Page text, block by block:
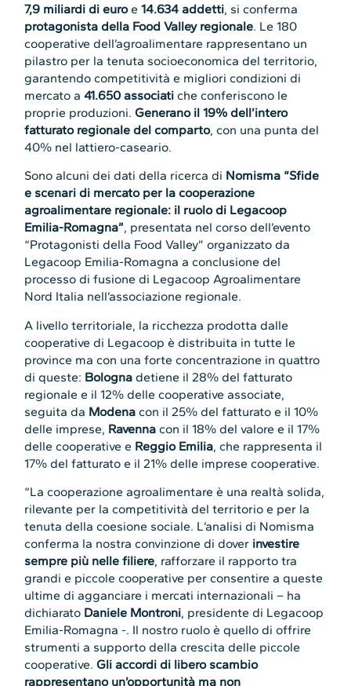
7,9 miliardi di euroe14.634 addetti, si conferma
protagonista della Food Valley regionale. Le 180
cooperative dell’agroalimentare rappresentano un
pilastro per la tenuta socioeconomica del territorio,
garantendo competitività e migliori condizioni di
mercato a41.650 associati che conferiscono le
proprie produzioni.Generano il 19% dell’intero
fatturato regionale del comparto, con una punta del
40% nel lattiero-caseario.
Sono alcuni dei dati della ricerca di Nomisma “Sfide
e scenari di mercato per la cooperazione
agroalimentare regionale: il ruolo di Legacoop
Emilia-Romagna”, presentata nel corso dell’evento
“Protagonisti della Food Valley” organizzato da
Legacoop Emilia-Romagna a conclusione del
processo di fusione di Legacoop Agroalimentare
Nord Italia nell’associazione regionale.
A livello territoriale, la ricchezza prodotta dalle
cooperative di Legacoop è distribuita in tutte le
province ma con una forte concentrazione in quattro
di queste: Bologna detiene il 28% del fatturato
regionale e il 12% delle cooperative associate,
seguita da Modena con il 25% del fatturato e il 10%
delle imprese, Ravenna con il 18% del valore e il 17%
delle cooperative e Reggio Emilia, che rappresenta il
17% del fatturato e il 21% delle imprese cooperative.
“La cooperazione agroalimentare è una realtà solida,
rilevante per la competitività del territorio e per la
tenuta della coesione sociale. L’analisi di Nomisma
conferma la nostra convinzione di dover investire
sempre più nelle filiere, rafforzare il rapporto tra
grandi e piccole cooperative per consentire a queste
ultime di agganciare i mercati internazionali – ha
dichiarato Daniele Montroni, presidente di Legacoop
Emilia-Romagna -. Il nostro ruolo è quello di offrire
strumenti a supporto della crescita delle piccole
cooperative.Gli accordi di libero scambio
rappresentano un’opportunità ma non